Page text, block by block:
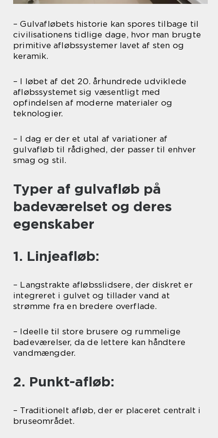
– Gulvafløbets historie kan spores tilbage til
civilisationens tidlige dage, hvor man brugte
primitive afløbssystemer lavet af sten og
keramik.
– I løbet af det 20. århundrede udviklede
afløbssystemet sig væsentligt med
opfindelsen af moderne materialer og
teknologier.
– I dag er der et utal af variationer af
gulvafløb til rådighed, der passer til enhver
smag og stil.
Typer af gulvafløb på
badeværelset og deres
egenskaber
1. Linjeafløb:
– Langstrakte afløbsslidsere, der diskret er
integreret i gulvet og tillader vand at
strømme fra en bredere overflade.
– Ideelle til store brusere og rummelige
badeværelser, da de lettere kan håndtere
vandmængder.
2. Punkt-afløb:
– Traditionelt afløb, der er placeret centralt i
bruseområdet.